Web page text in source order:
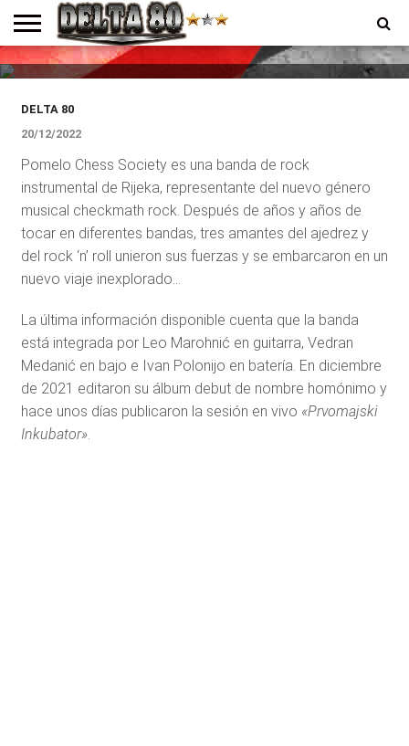
ENTREVISTAS
PREMIOS
PRODUCCIONES
PROGRAMACION
CONTACTO
HOMEPAGE
Society, banda croata de rock
instrumental
DELTA 80
20/12/2022
Pomelo Chess Society es una banda de rock
instrumental de Rijeka, representante del nuevo género
musical checkmath rock. Después de años y años de
tocar en diferentes bandas, tres amantes del ajedrez y
del rock ‘n’ roll unieron sus fuerzas y se embarcaron en un
nuevo viaje inexplorado…
La última información disponible cuenta que la banda
está integrada por Leo Marohnić en guitarra, Vedran
Medanić en bajo e Ivan Polonijo en batería. En diciembre
de 2021 editaron su álbum debut de nombre homónimo y
hace unos días publicaron la sesión en vivo «Prvomajski
Inkubator».